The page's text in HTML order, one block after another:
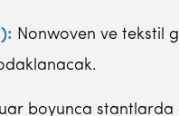
Nonwoven ve tekstil
boyunca